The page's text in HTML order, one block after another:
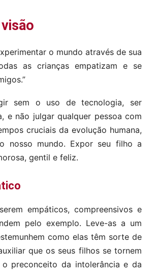
o mundo através de sua
as crianças empatizam e se
sem o uso de tecnologia, ser
e não julgar qualquer pessoa com
cruciais da evolução humana,
nosso mundo. Expor seu filho a
gentil e feliz.
empáticos, compreensivos e
pelo exemplo. Leve-as a um
como elas têm sorte de
que os seus filhos se tornem
preconceito da intolerância e da